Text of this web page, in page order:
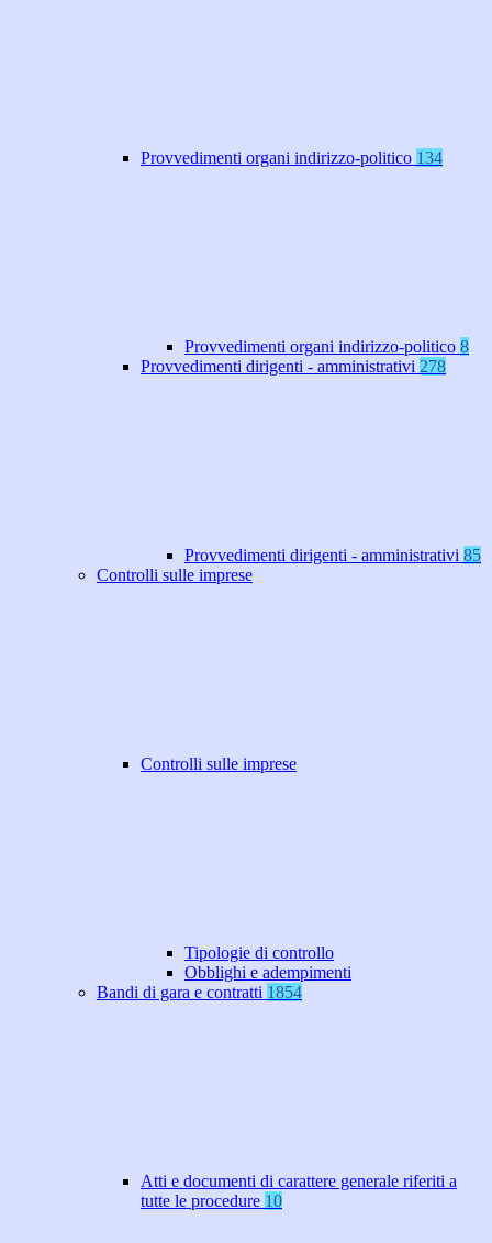
Provvedimenti organi indirizzo-politico 134
Provvedimenti organi indirizzo-politico 8
Provvedimenti dirigenti - amministrativi 278
Provvedimenti dirigenti - amministrativi 85
Controlli sulle imprese
Controlli sulle imprese
Tipologie di controllo
Obblighi e adempimenti
Bandi di gara e contratti 1854
Atti e documenti di carattere generale riferiti a
tutte le procedure 10